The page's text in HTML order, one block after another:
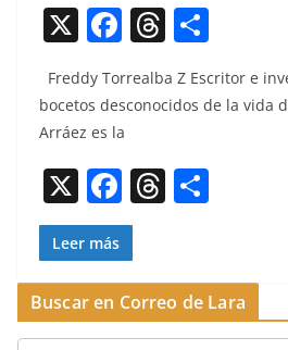
X F
c
e
b
o
o
k
T
re
d
s
o
m
Fred­dy Tor­re­al­ba Z Escritor e
boce­tos descono­ci­dos de la vida
Arráez es la
X F
a
c
e
b
T
a
d
p
ar
Leer más
Buscar en Correo de Lara